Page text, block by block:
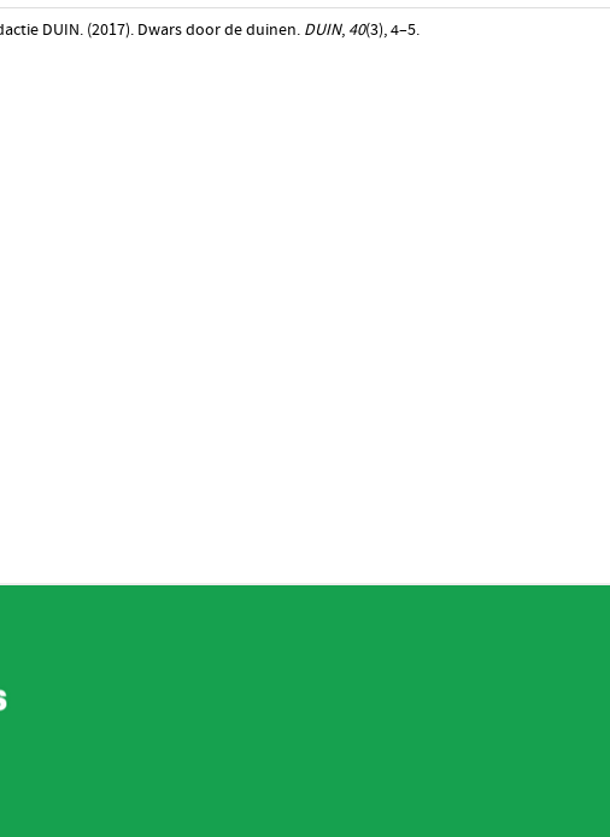
DUIN. (2017). Dwars door de duinen. DUIN, 40(3), 4–5.